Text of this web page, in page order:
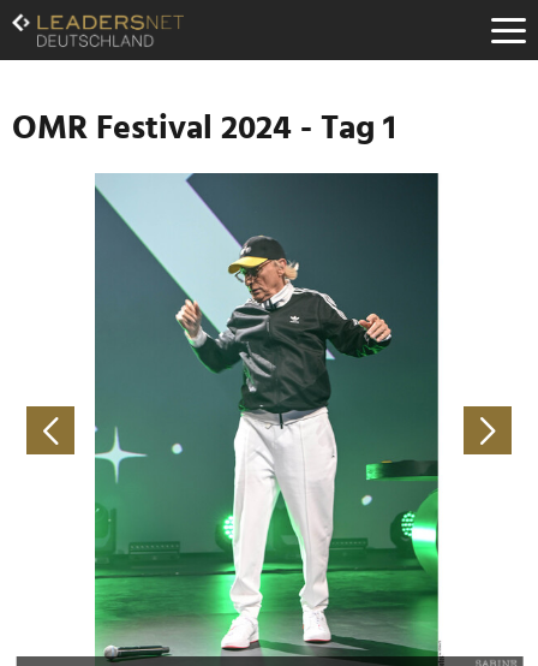
Zum
Inhalt
Zur
Navigation
Zur
Hauptnavigation
OMR Festival 2024 - Tag 1